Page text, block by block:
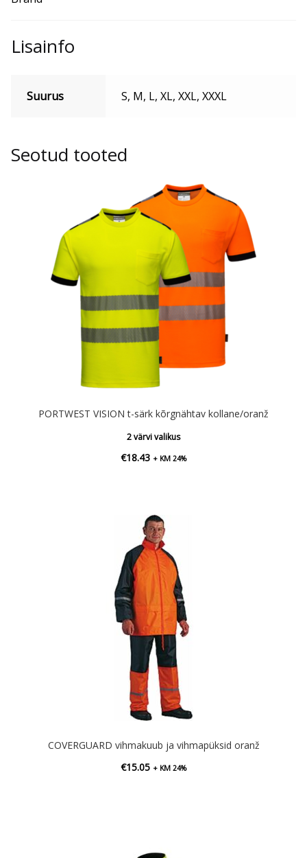
Lisainfo
Suurus S, M, L, XL, XXL, XXXL
Seotud tooted
PORTWEST VISION t-särk kõrgnähtav kollane/oranž
2 värvi valikus
€18.43 + KM 24%
COVERGUARD vihmakuub ja vihmapüksid oranž
€15.05 + KM 24%